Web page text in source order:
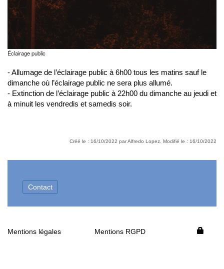
Éclairage public
- Allumage de l’éclairage public à 6h00 tous les matins sauf le
dimanche où l’éclairage public ne sera plus allumé.
- Extinction de l’éclairage public à 22h00 du dimanche au jeudi et
à minuit les vendredis et samedis soir.
Créé le : 16/10/2022 par Alfredo Lopez. Modifié le : 16/10/2022
Contact
Mentions légales Mentions RGPD